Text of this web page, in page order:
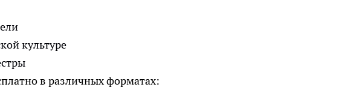
культуре
в различных форматах: